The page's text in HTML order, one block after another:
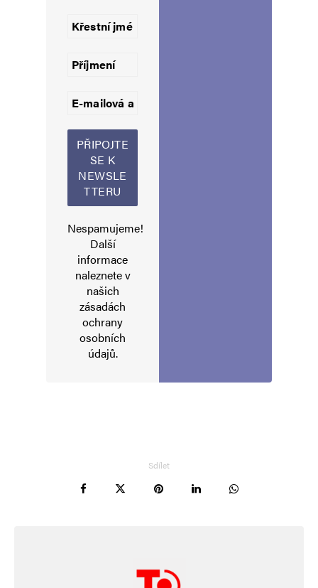
Uložit do prohlížeče jméno, e-mail a webovou stránku pro budoucí
Informujte mě o nových komentářích e-mailem.
Nespamujeme!
Další
informace
naleznete v
našich
zásadách
ochrany
osobních
údajů.
Sdílet